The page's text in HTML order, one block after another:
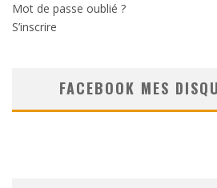
Mot de passe oublié ?
S’inscrire
FACEBOOK MES